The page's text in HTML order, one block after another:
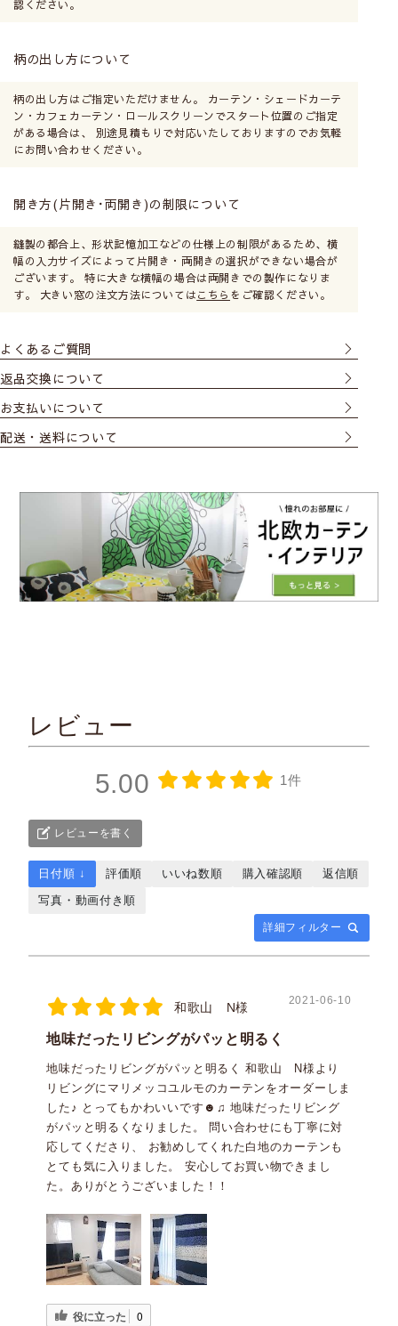
認ください。
柄の出し方について
柄の出し方はご指定いただけません。 カーテン・シェードカーテ
ン・カフェカーテン・ロールスクリーンでスタート位置のご指定
がある場合は、 別途見積もりで対応いたしておりますのでお気軽
にお問い合わせください。
開き方(片開き･両開き)の制限について
縫製の都合上、形状記憶加工などの仕様上の制限があるため、横
幅の入力サイズによって片開き・両開きの選択ができない場合が
ございます。 特に大きな横幅の場合は両開きでの製作になりま
す。 大きい窓の注文方法についてはこちら をご確認ください。
よくあるご質問
返品交換について
お支払いについて
配送・送料について
レビュー
5.00 1件
レビューを書く
詳細フィルター
日付順 ↓ 評価順 いいね数順 購入確認順
返信順
写真・動画付き順
和歌山 N様 2021-06-10
地味だったリビングがパッと明るく
地味だったリビングがパッと明るく 和歌山 N様より
リビングにマリメッコユルモのカーテンをオーダーしま
した♪ とってもかわいいです☻♫ 地味だったリビング
がパッと明るくなりました。 問い合わせにも丁寧に対
応してくださり、 お勧めしてくれた白地のカーテンも
とても気に入りました。 安心してお買い物できまし
た。ありがとうございました！！
役に立った 0